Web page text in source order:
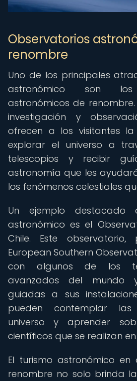
Observatorios
renombre
Uno de los principales
astronómico son los
astronómicos de
investigación y
ofrecen a los visitantes
explorar el universo a
telescopios y recibir
astronomía que les
los fenómenos celestiales
Un ejemplo destacado
astronómico es el
Chile. Este observatorio,
European Southern
con algunos de los
avanzados del mundo
guiadas a sus
pueden contemplar
universo y aprender
científicos que se realizan
El turismo astronómico en
renombre no solo brinda